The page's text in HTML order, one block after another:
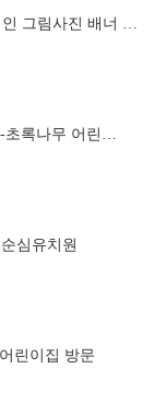
인 그림사진 배너 …
초록나무 어린…
심유치원
린이집 방문